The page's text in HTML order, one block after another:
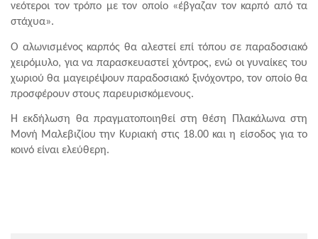
νεότεροι τον τρόπο με τον οποίο «έβγαζαν τον καρπό από τα
στάχυα».
Ο αλωνισμένος καρπός θα αλεστεί επί τόπου σε παραδοσιακό
χειρόμυλο, για να παρασκευαστεί χόντρος, ενώ οι γυναίκες του
χωριού θα μαγειρέψουν παραδοσιακό ξινόχοντρο, τον οποίο θα
προσφέρουν στους παρευρισκόμενους.
Η εκδήλωση θα πραγματοποιηθεί στη θέση Πλακάλωνα στη
Μονή Μαλεβιζίου την Κυριακή στις 18.00 και η είσοδος για το
κοινό είναι ελεύθερη.